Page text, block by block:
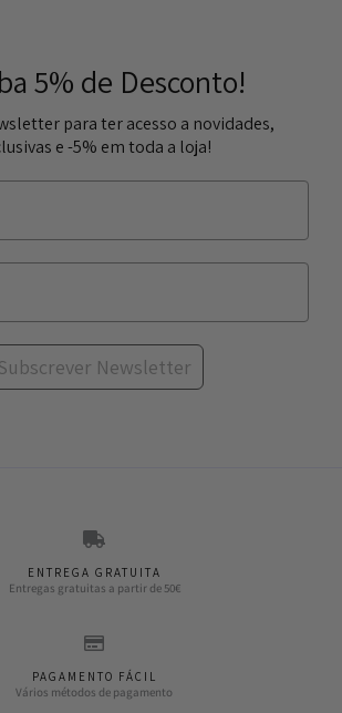
5% de Desconto!
para ter acesso a novidades,
e -5% em toda a loja!
Subscrever Newsletter
ENTREGA GRATUITA
Entregas gratuitas a partir de 50€
PAGAMENTO FÁCIL
Vários métodos de pagamento